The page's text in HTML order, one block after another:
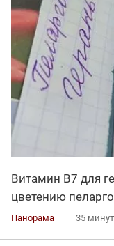
Витамин В7 для
цветению
Панорама 35